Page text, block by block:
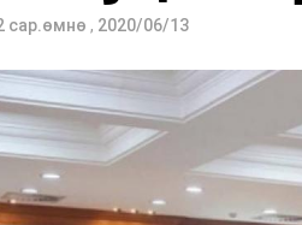
сар.өмнө , 2020/06/13